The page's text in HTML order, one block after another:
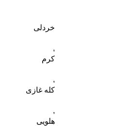
خردلی
,
کرم
,
کله غازی
,
هلویی